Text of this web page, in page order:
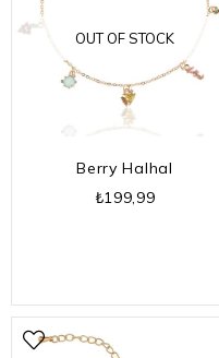
OUT OF STOCK
Berry Halhal
₺199,99